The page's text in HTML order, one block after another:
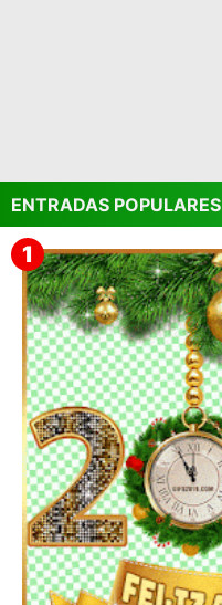
ENTRADAS POPULARES